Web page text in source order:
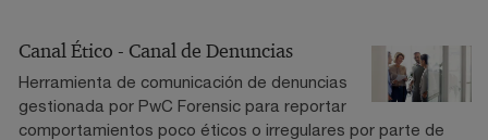
Canal Ético - Canal de Denuncias
Herramienta de comunicación de denuncias
gestionada por PwC Forensic para reportar
comportamientos poco éticos o irregulares por parte de